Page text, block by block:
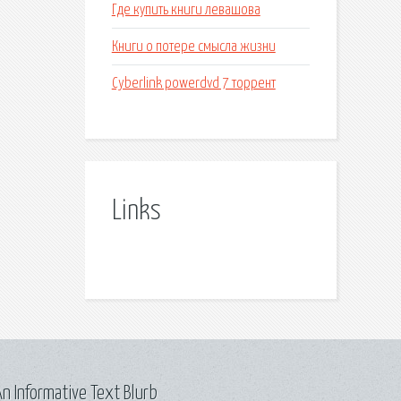
Где купить книги левашова
Книги о потере смысла жизни
Cyberlink powerdvd 7 торрент
Links
Informative Text Blurb